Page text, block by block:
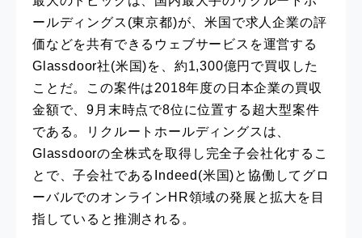
ールディングス(東京都)が、米国で求人企業の評
価などを共有できるウェブサービスを運営する
Glassdoor社(米国)を、約1,300億円で買収した
ことだ。この案件は2018年度の日本企業の買収
金額で、9月末時点で8位に位置する超大型案件
である。リクルートホールディングスは、
Glassdoorの全株式を取得し完全子会社化するこ
とで、子会社であるIndeed(米国)と協働してグロ
ーバルでのオンラインHR領域の発展と拡大を目
指していると推測される。